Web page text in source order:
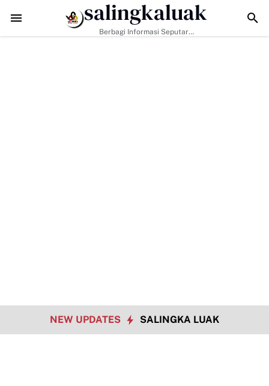
Data Sosial Jadi Kunci, Hj. Aida Dorong Nagari Aktif Pastikan
salingkaluak
Berbagi Informasi Seputar
NEW UPDATES SALINGKA LUAK